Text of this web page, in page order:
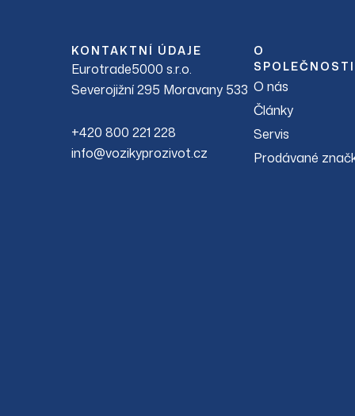
KONTAKTNÍ ÚDAJE
Eurotrade5000 s.r.o.
Severojižní 295 Moravany 533
+420 800 221 228
info@vozikyprozivot.cz
O
SPOLEČNOSTI
O nás
Články
Servis
Prodávané